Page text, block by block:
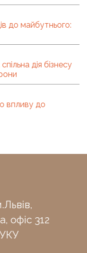
до майбутнього:
дія бізнесу
впливу до
офіс 312